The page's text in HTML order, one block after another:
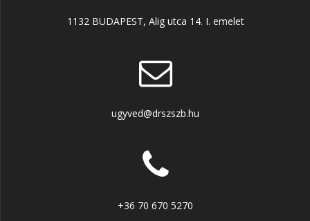
1132 BUDAPEST, Alig utca 14. I. emelet
ugyved@drszszb.hu
+36 70 670 5270